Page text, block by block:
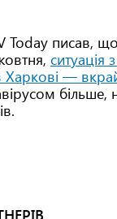
Today писав,
Харкові —
більше,